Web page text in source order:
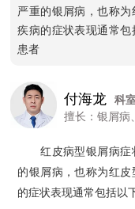
严重的银屑病，也称
疾病的症状表现通常
患者
付海龙
科
红皮病型银屑病症
的银屑病，也称为红
的症状表现通常包括以